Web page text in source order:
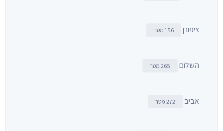
ציפורן 156 מטר
השלום 265 מטר
אביב 272 מטר